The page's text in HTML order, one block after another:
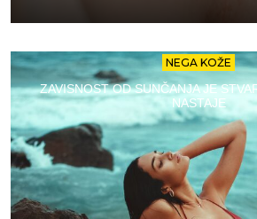
NEGA KOŽE
ZAVISNOST OD SUNČANJA JE
NASTAJE